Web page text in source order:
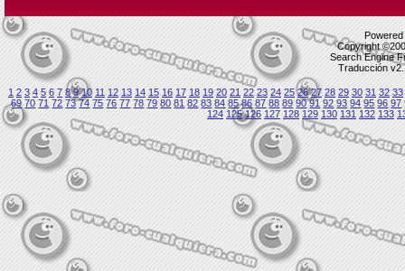
Copyright
Search Engine
Traducción
1 2 3 4 5 6 7 8 9 10 11 12 13 14 15 16 17 18 19 20 21 22 23 24 25 26 27 28 29 30 31 32 33
69 70 71 72 73 74 75 76 77 78 79 80 81 82 83 84 85 86 87 88 89 90 91 92 93 94 95 96 97
124 125 126 127 128 129 130 131 132 133